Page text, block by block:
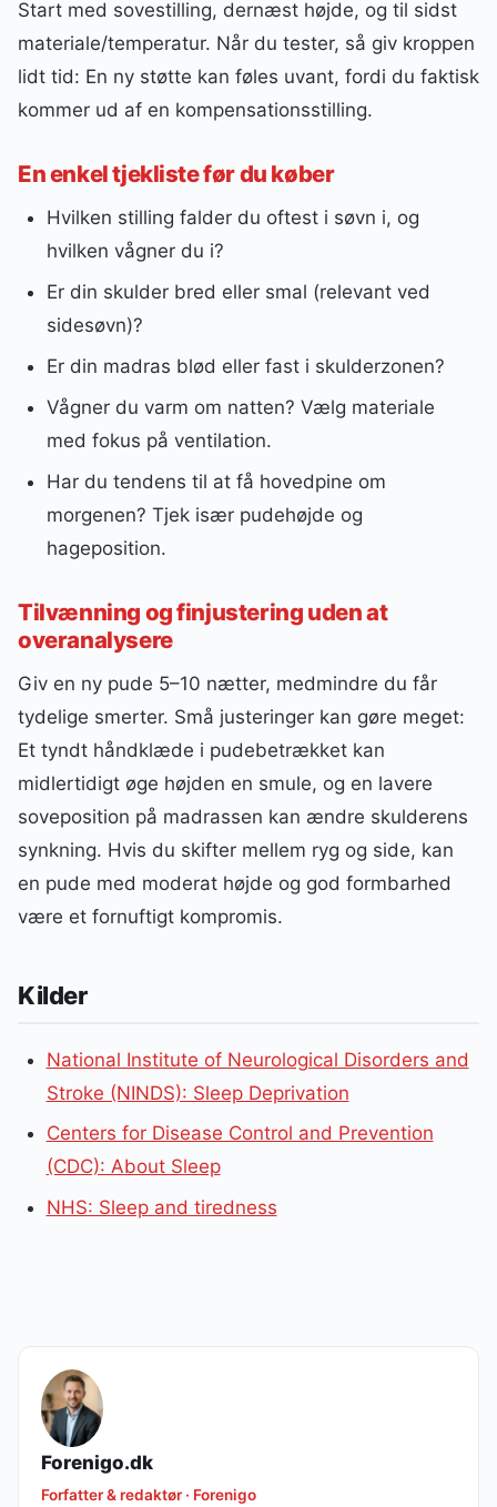
Start med sovestilling, dernæst højde, og til sidst
materiale/temperatur. Når du tester, så giv kroppen
lidt tid: En ny støtte kan føles uvant, fordi du faktisk
kommer ud af en kompensationsstilling.
En enkel tjekliste før du køber
Hvilken stilling falder du oftest i søvn i, og
hvilken vågner du i?
Er din skulder bred eller smal (relevant ved
sidesøvn)?
Er din madras blød eller fast i skulderzonen?
Vågner du varm om natten? Vælg materiale
med fokus på ventilation.
Har du tendens til at få hovedpine om
morgenen? Tjek især pudehøjde og
hageposition.
Tilvænning og finjustering uden at
overanalysere
Giv en ny pude 5–10 nætter, medmindre du får
tydelige smerter. Små justeringer kan gøre meget:
Et tyndt håndklæde i pudebetrækket kan
midlertidigt øge højden en smule, og en lavere
soveposition på madrassen kan ændre skulderens
synkning. Hvis du skifter mellem ryg og side, kan
en pude med moderat højde og god formbarhed
være et fornuftigt kompromis.
Kilder
National Institute of Neurological Disorders and
Stroke (NINDS): Sleep Deprivation
Centers for Disease Control and Prevention
(CDC): About Sleep
NHS: Sleep and tiredness
Forenigo.dk
Forfatter & redaktør · Forenigo